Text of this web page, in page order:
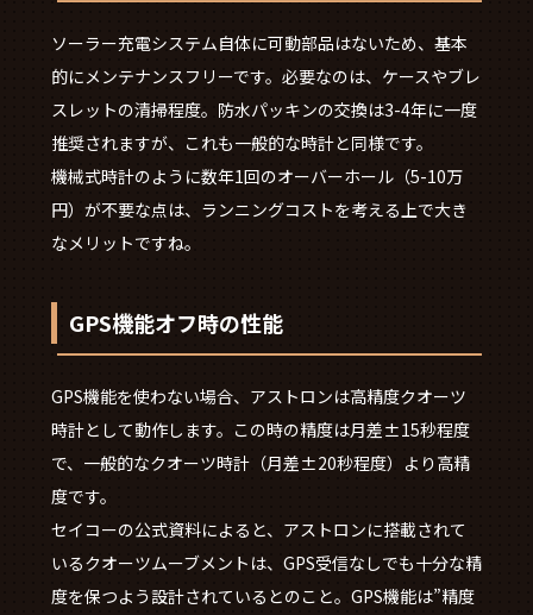
ソーラー充電システム自体に可動部品はないため、基本
的にメンテナンスフリーです。必要なのは、ケースやブレ
スレットの清掃程度。防水パッキンの交換は3-4年に一度
推奨されますが、これも一般的な時計と同様です。
機械式時計のように数年1回のオーバーホール（5-10万
円）が不要な点は、ランニングコストを考える上で大き
なメリットですね。
GPS機能オフ時の性能
GPS機能を使わない場合、アストロンは高精度クオーツ
時計として動作します。この時の精度は月差±15秒程度
で、一般的なクオーツ時計（月差±20秒程度）より高精
度です。
セイコーの公式資料によると、アストロンに搭載されて
いるクオーツムーブメントは、GPS受信なしでも十分な精
度を保つよう設計されているとのこと。GPS機能は”精度